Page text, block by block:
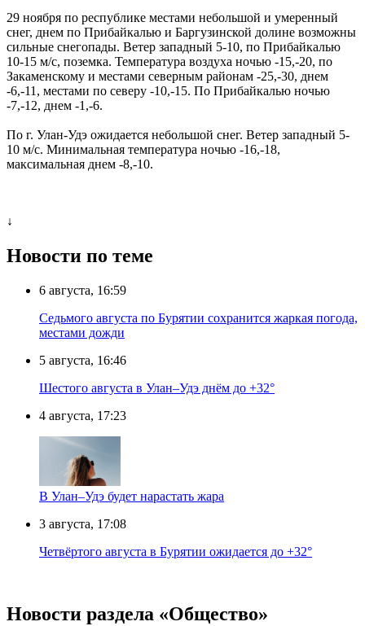
29 ноября по республике местами небольшой и умеренный
снег, днем по Прибайкалью и Баргузинской долине возможны
сильные снегопады. Ветер западный 5-10, по Прибайкалью
10-15 м/с, поземка. Температура воздуха ночью -15,-20, по
Закаменскому и местами северным районам -25,-30, днем
-6,-11, местами по северу -10,-15. По Прибайкалью ночью
-7,-12, днем -1,-6.
По г. Улан-Удэ ожидается небольшой снег. Ветер западный 5-
10 м/с. Минимальная температура ночью -16,-18,
максимальная днем -8,-10.
↓
Новости по теме
6 августа, 16:59
Седьмого августа по Бурятии сохранится жаркая погода,
местами дожди
5 августа, 16:46
Шестого августа в Улан–Удэ днём до +32°
4 августа, 17:23
В Улан–Удэ будет нарастать жара
3 августа, 17:08
Четвёртого августа в Бурятии ожидается до +32°
Новости раздела «Общество»